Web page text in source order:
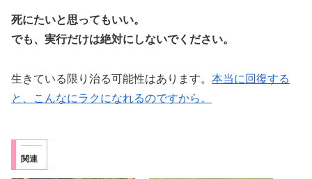
死にたいと思ってもいい。
でも、実行だけは絶対にしないでください。
生きている限り治る可能性はあります。 本当に回復する
と、こんなにラクになれるのですから。
関連